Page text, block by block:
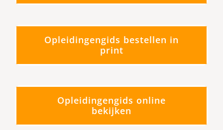
Opleidingengids bestellen in
print
Opleidingengids online
bekijken